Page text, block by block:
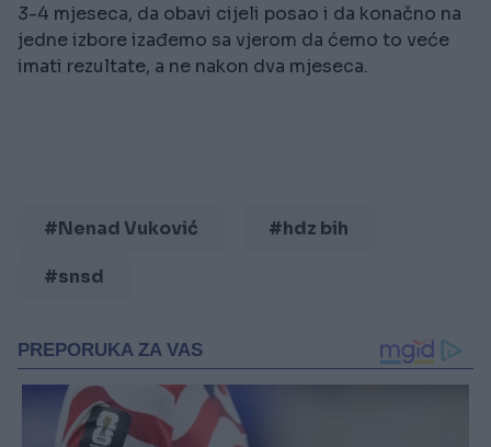
3-4 mjeseca, da obavi cijeli posao i da konačno na
jedne izbore izađemo sa vjerom da ćemo to veće
imati rezultate, a ne nakon dva mjeseca.
#Nenad Vuković #hdz bih
#snsd